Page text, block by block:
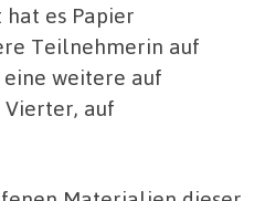
hat es Papier
Teilnehmerin auf
weitere auf
auf